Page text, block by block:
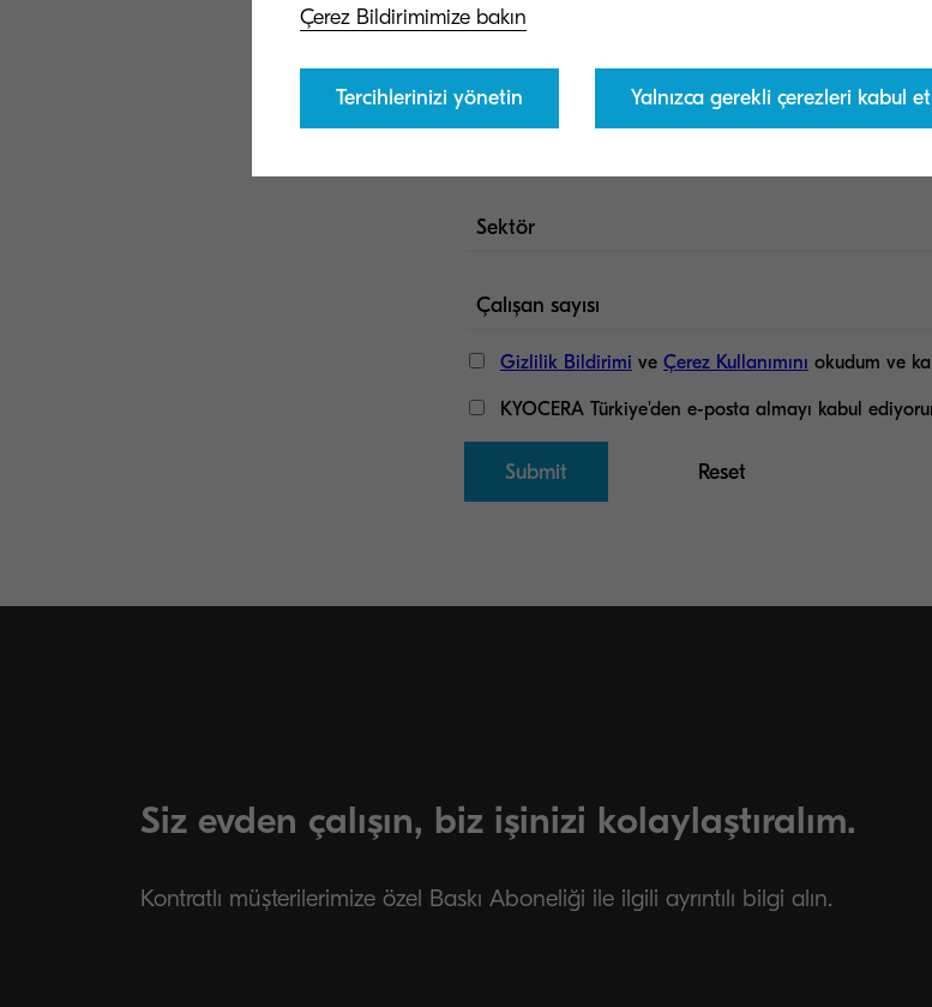
Siz evden çalışın, biz işinizi kolaylaştıralım.
Kontratlı müşterilerimize özel Baskı Aboneliği ile ilgili ayrıntılı bilgi alın.
Çerez Bildirimimize bakın
Tercihlerinizi yönetin Yalnızca gerekli çerezleri kabul et